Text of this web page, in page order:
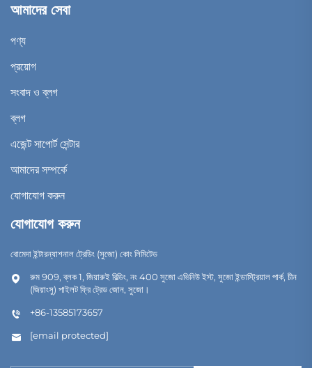
আমাদের সেবা
পণ্য
প্রয়োগ
সংবাদ ও ব্লগ
ব্লগ
এজেন্ট সাপোর্ট সেন্টার
আমাদের সম্পর্কে
যোগাযোগ করুন
যোগাযোগ করুন
বোমেদা ইন্টারন্যাশনাল ট্রেডিং (সুজো) কোং লিমিটেড
রুম 909, ব্লক 1, জিয়ারুই বিল্ডিং, নং 400 সুজো এভিনিউ ইস্ট, সুজো ইন্ডাস্ট্রিয়াল পার্ক, চীন
(জিয়াংসু) পাইলট ফ্রি ট্রেড জোন, সুজো।
+86-13585173657
[email protected]